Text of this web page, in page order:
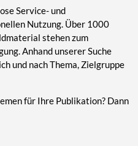
Service- und
Nutzung. Über 1000
stehen zum
Anhand unserer Suche
und nach Thema, Zielgruppe
für Ihre Publikation? Dann